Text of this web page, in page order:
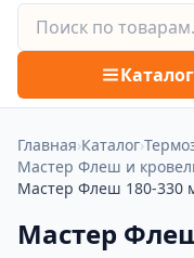
Каталог
Главная›Каталог›
Мастер Флеш и
Мастер Флеш 180-330
Мастер